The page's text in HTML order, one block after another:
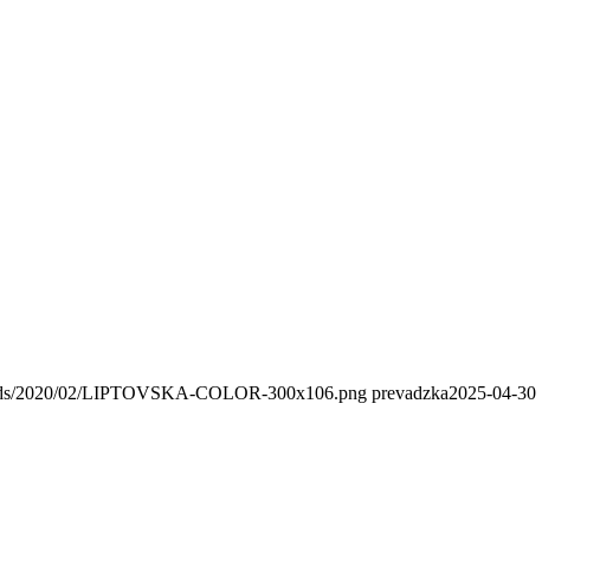
2020/02/LIPTOVSKA-COLOR-300x106.png prevadzka2025-04-30